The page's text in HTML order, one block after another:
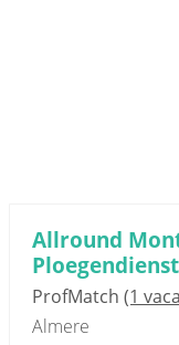
Allround
Ploegendienst
ProfMatch (1
Almere